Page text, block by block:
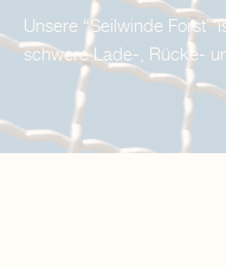
Unsere “Seilwinde Forst”
schwere Lade-, Rücke-